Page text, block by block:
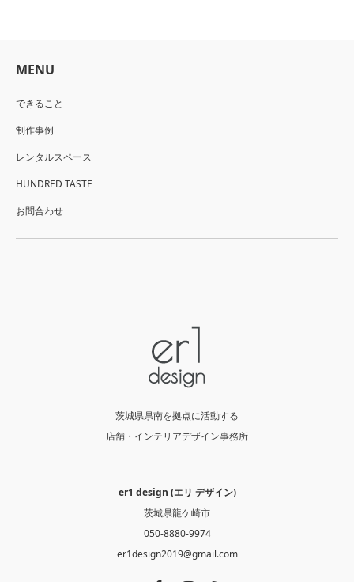
MENU
できること
制作事例
レンタルスペース
HUNDRED TASTE
お問合わせ
茨城県県南を拠点に活動する
店舗・インテリアデザイン事務所
er1 design (エリ デザイン)
茨城県龍ケ崎市
050-8880-9974
er1design2019@gmail.com